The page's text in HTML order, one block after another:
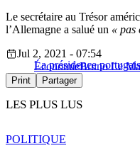
Le secrétaire au Trésor
l’Allemagne a salué un « pas
La présidence
Jul 2, 2021 - 07:54
ÉconomieBruno Le
Print Partager
LES PLUS LUS
POLITIQUE